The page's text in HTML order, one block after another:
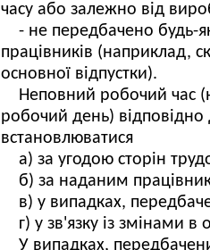
часу або залежно від
- не передбачено будь-
працівників (наприклад,
основної відпустки).
Неповний робочий час
робочий день)
встановлюватися
а) за угодою сторін
б) за наданим
в) у випадках,
г) у зв'язку із змінами в
У випадках,